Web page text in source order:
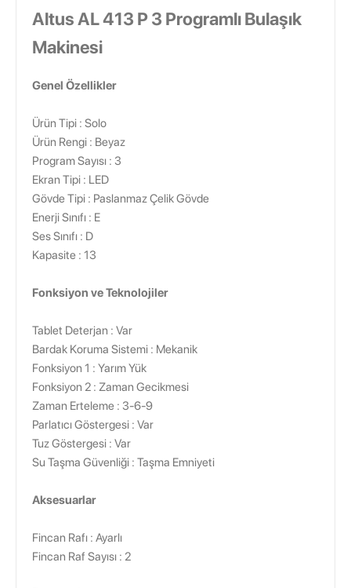
Altus AL 413 P 3 Programlı Bulaşık
Makinesi
Genel Özellikler
Ürün Tipi : Solo
Ürün Rengi : Beyaz
Program Sayısı : 3
Ekran Tipi : LED
Gövde Tipi : Paslanmaz Çelik Gövde
Enerji Sınıfı : E
Ses Sınıfı : D
Kapasite : 13
Fonksiyon ve Teknolojiler
Tablet Deterjan : Var
Bardak Koruma Sistemi : Mekanik
Fonksiyon 1 : Yarım Yük
Fonksiyon 2 : Zaman Gecikmesi
Zaman Erteleme : 3-6-9
Parlatıcı Göstergesi : Var
Tuz Göstergesi : Var
Su Taşma Güvenliği : Taşma Emniyeti
Aksesuarlar
Fincan Rafı : Ayarlı
Fincan Raf Sayısı : 2